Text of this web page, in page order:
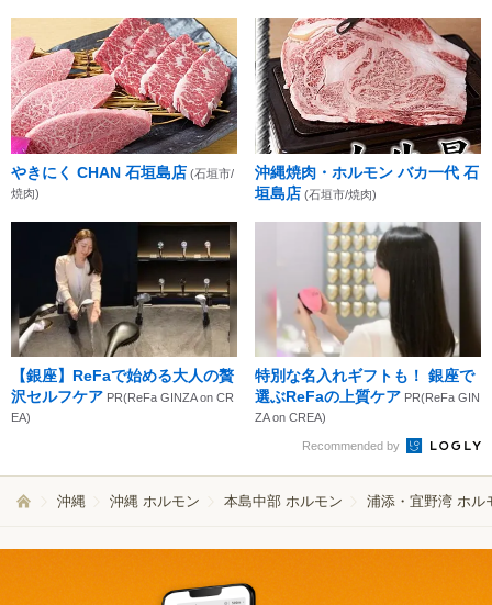
やきにく CHAN 石垣島店 (石垣市/
焼肉)
沖縄焼肉・ホルモン バカ一代 石
垣島店 (石垣市/焼肉)
【銀座】ReFaで始める大人の贅
沢セルフケア PR(ReFa GINZA on CR
EA)
特別な名入れギフトも！ 銀座で
選ぶReFaの上質ケア PR(ReFa GIN
ZA on CREA)
Recommended by
沖縄 沖縄 ホルモン 本島中部 ホルモン 浦添・宜野湾 ホル